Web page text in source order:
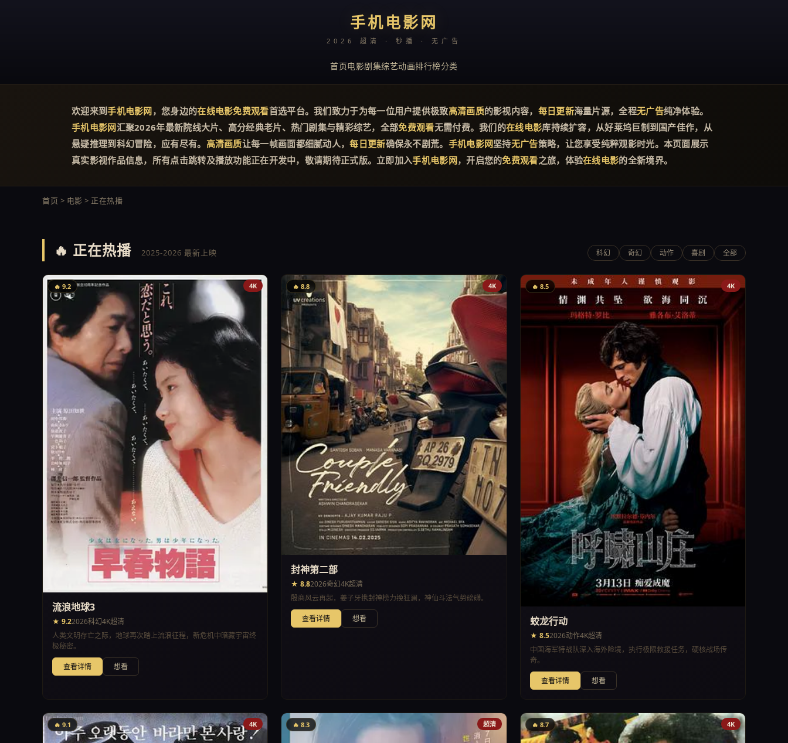
手机电影网
2026 超清 · 秒播 · 无广告
首页电影剧集综艺动画排行榜分类
欢迎来到手机电影网，您身边的在线电影免费观看首选平台。我们致力于为每一位用户提供极致高清画质的影视内容， 每日更新海量片源，全程无广告纯净体验。
手机电影网汇聚2026年最新院线大片、高分经典老片、热门剧集与精彩综艺，全部免费观看无需付费。我们的在线电影库持续扩容，从好莱坞巨制到国产佳作，从
悬疑推理到科幻冒险，应有尽有。 高清画质让每一帧画面都细腻动人，每日更新确保永不剧荒。 手机电影网坚持无广告策略，让您享受纯粹观影时光。本页面展示
真实影视作品信息，所有点击跳转及播放功能正在开发中，敬请期待正式版。立即加入手机电影网，开启您的免费观看之旅，体验在线电影的全新境界。
首页 > 电影 > 正在热播
🔥 正在热播 2025-2026 最新上映 科幻 奇幻 动作 喜剧 全部
🔥 9.2 4K
流浪地球3
★ 9.22026科幻4K超清
人类文明存亡之际，地球再次踏上流浪征程，新危机中暗藏宇宙终
极秘密。
查看详情 想看
🔥 8.8 4K
封神第二部
★ 8.82026奇幻4K超清
殷商风云再起，姜子牙携封神榜力挽狂澜，神仙斗法气势磅礴。
查看详情 想看
🔥 8.5 4K
蛟龙行动
★ 8.52026动作4K超清
中国海军特战队深入海外险境，执行极限救援任务，硬核战场传
奇。
查看详情 想看
🔥 9.1 4K 🔥 8.3 超清 🔥 8.7 4K